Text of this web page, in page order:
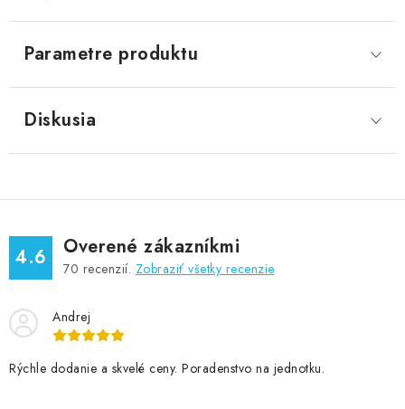
Parametre produktu
Diskusia
4.6 Overené zákazníkmi
70 recenzií. Zobraziť všetky recenzie
Andrej
Rýchle dodanie a skvelé ceny. Poradenstvo na jednotku.